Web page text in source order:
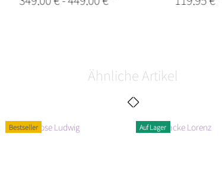
Ähnliche Artikel
Bestseller Auf Lager